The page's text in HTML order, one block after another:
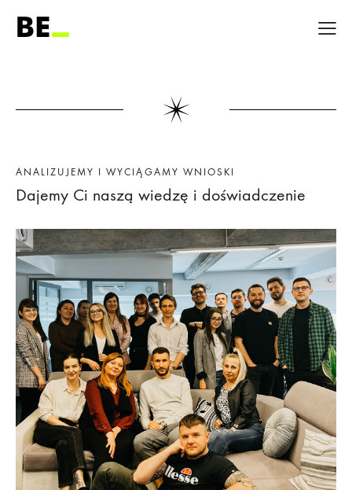
ANALIZUJEMY I WYCIĄGAMY WNIOSKI
Dajemy Ci naszą wiedzę i doświadczenie